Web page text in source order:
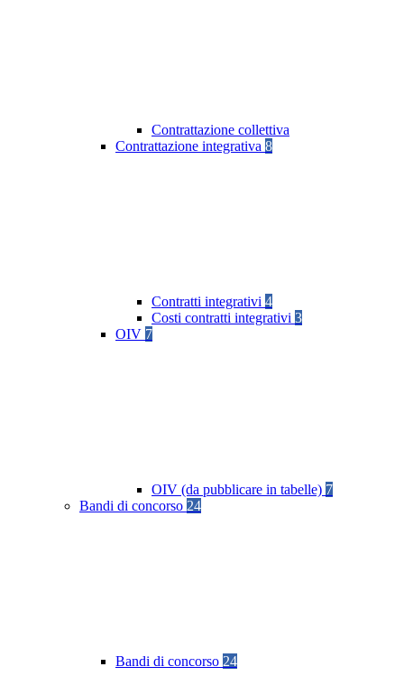
Contrattazione collettiva
Contrattazione integrativa 8
Contratti integrativi 4
Costi contratti integrativi 3
OIV 7
OIV (da pubblicare in tabelle) 7
Bandi di concorso 24
Bandi di concorso 24